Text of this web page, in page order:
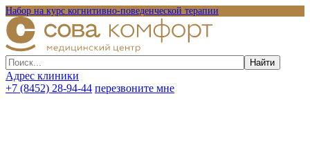
Набор на курс когнитивно-поведенческой терапии
Адрес клиники
+7 (8452) 28-94-44 перезвоните мне